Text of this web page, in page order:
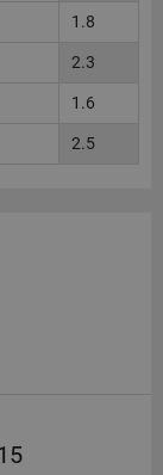
1.8
2.3
1.6
2.5